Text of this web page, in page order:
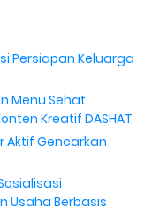
Persiapan Keluarga
Menu Sehat
Kreatif DASHAT
Aktif Gencarkan
Usaha Berbasis